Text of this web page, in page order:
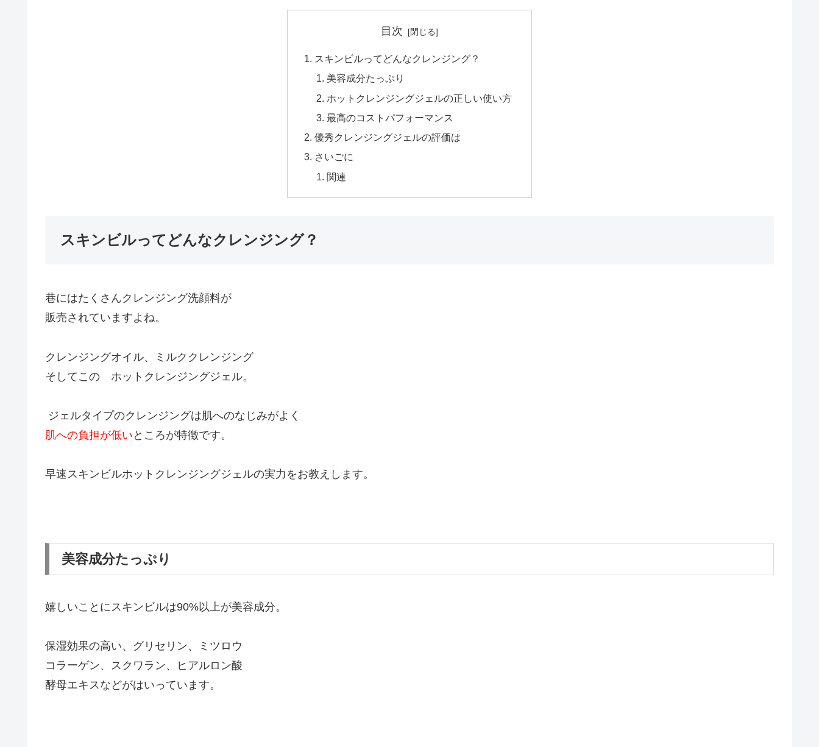
目次
スキンビルってどんなクレンジング？
美容成分たっぷり
ホットクレンジングジェルの正しい使い方
最高のコストパフォーマンス
優秀クレンジングジェルの評価は
さいごに
関連
スキンビルってどんなクレンジング？
巷にはたくさんクレンジング洗顔料が
販売されていますよね。
クレンジングオイル、ミルククレンジング
そしてこの ホットクレンジングジェル。
ジェルタイプのクレンジングは肌へのなじみがよく
肌への負担が低い ところが特徴です。
早速スキンビルホットクレンジングジェルの実力をお教えします。
美容成分たっぷり
嬉しいことにスキンビルは90%以上が美容成分。
保湿効果の高い、グリセリン、ミツロウ
コラーゲン、スクワラン、ヒアルロン酸
酵母エキスなどがはいっています。